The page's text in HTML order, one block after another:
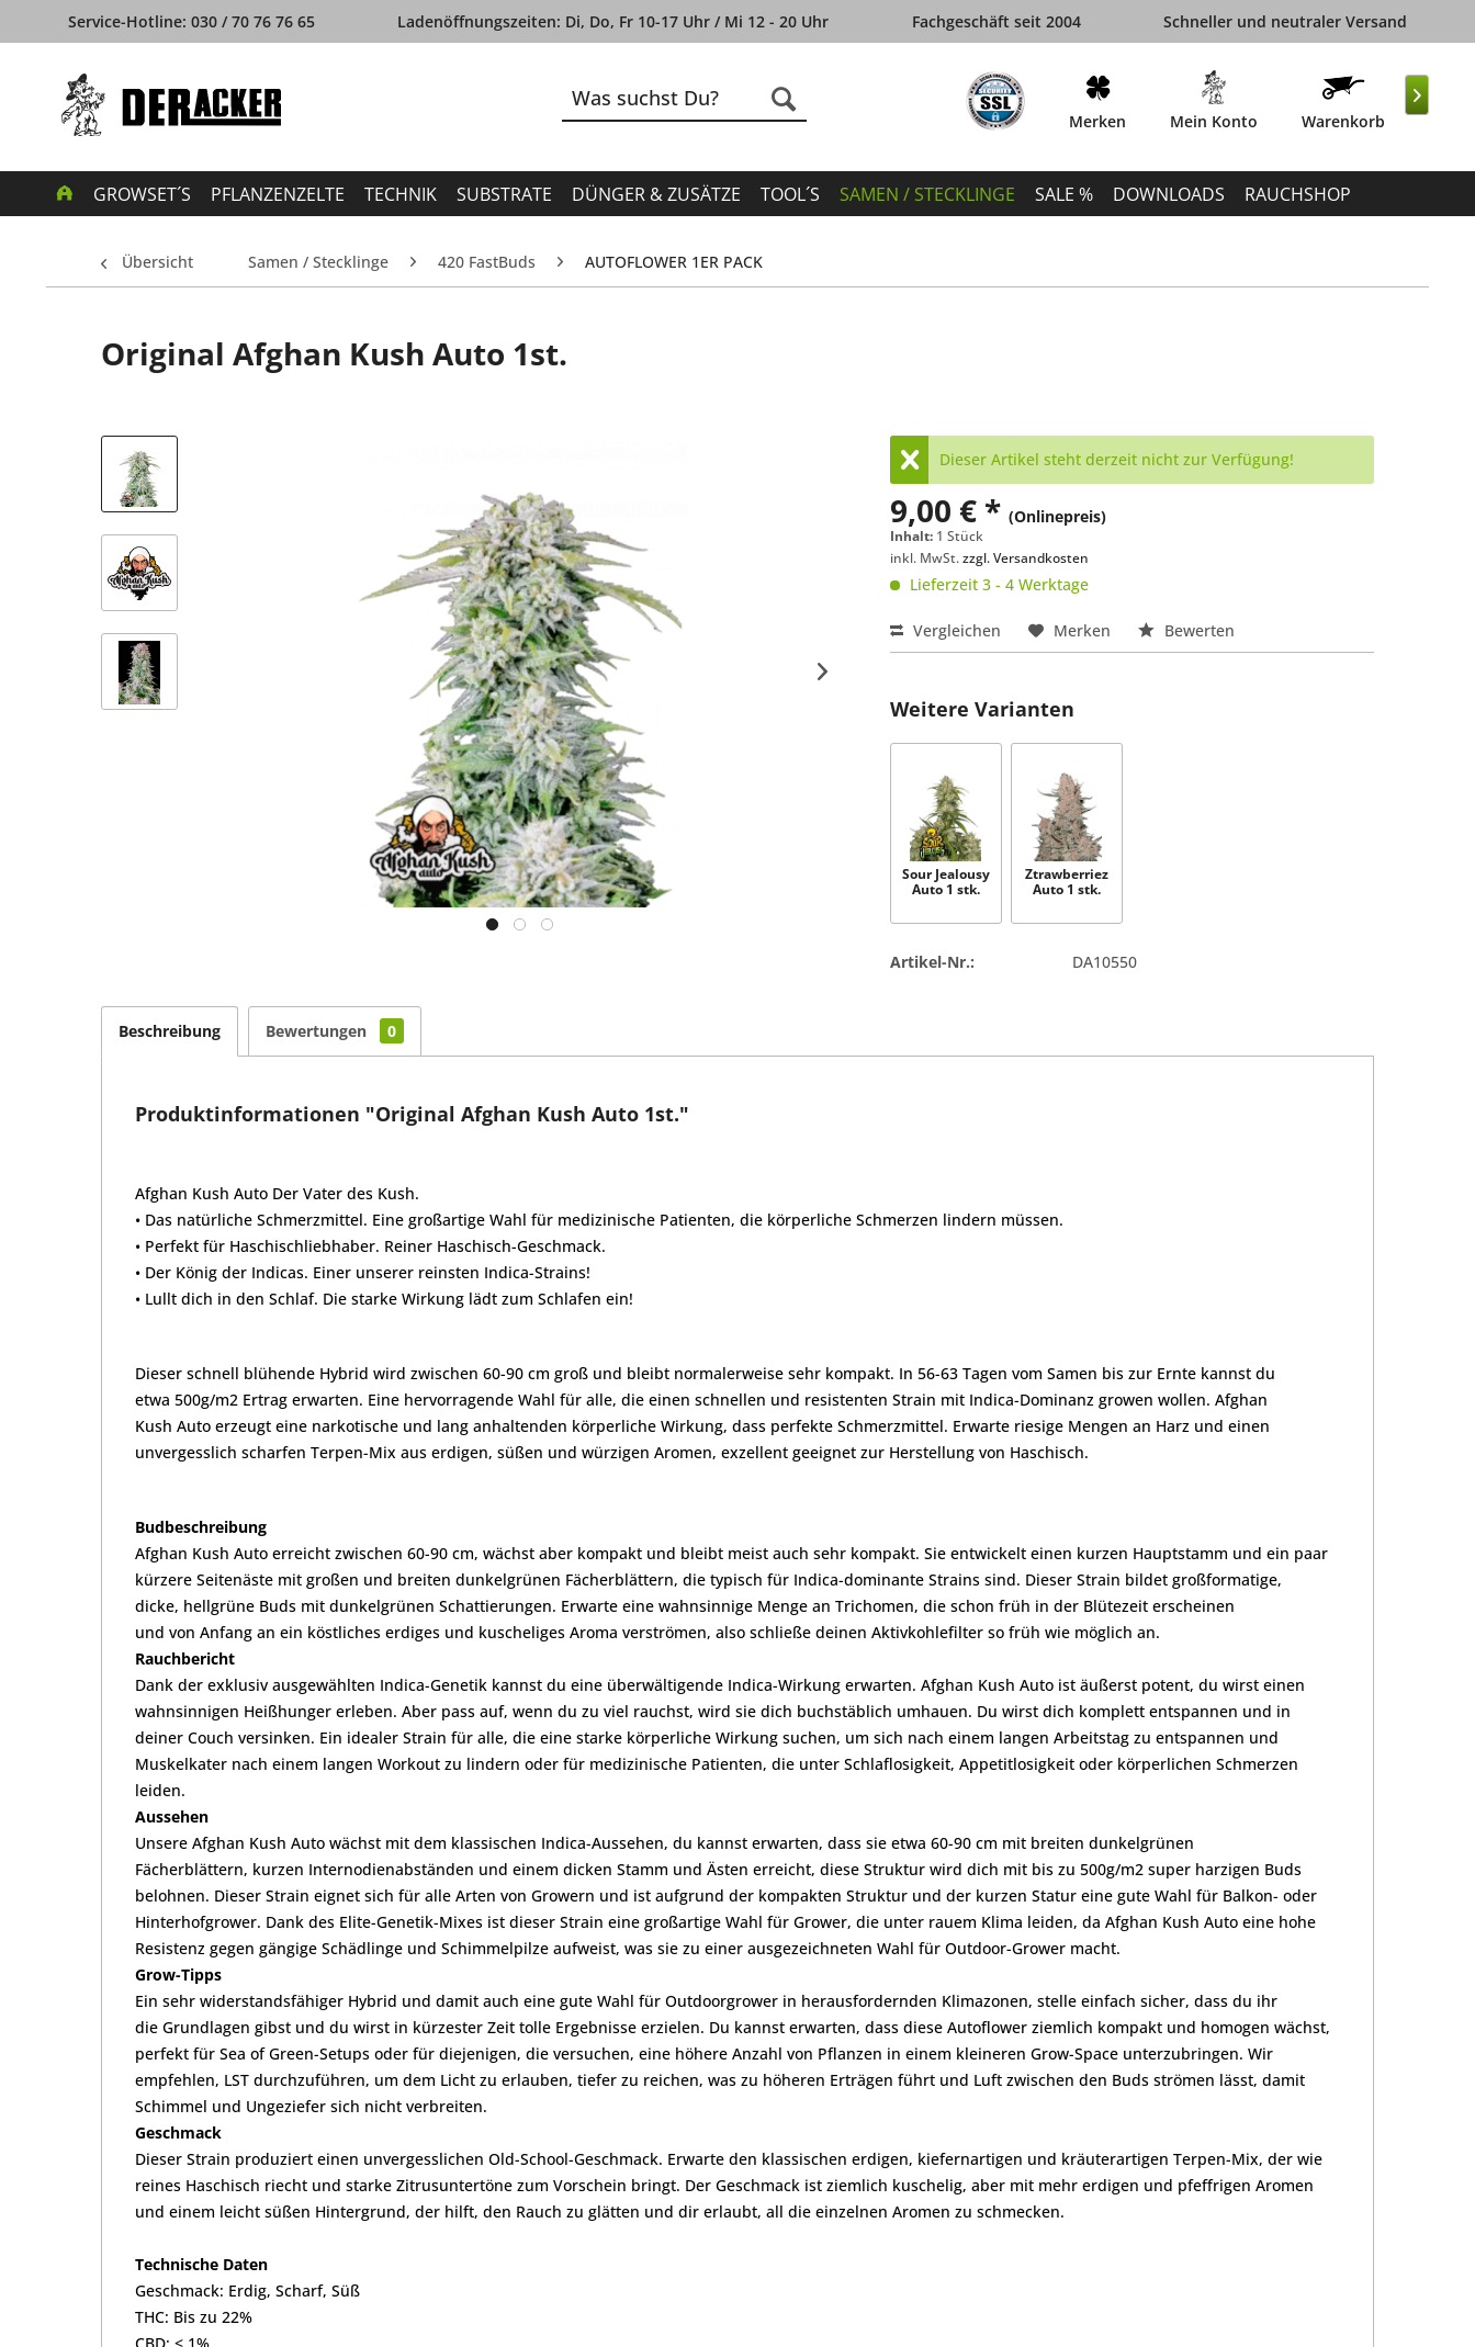
Service-Hotline: 030 / 70 76 76 65 Ladenöffnungszeiten: Di, Do, Fr 10-17 Uhr / Mi 12 - 20 Uhr Fachgeschäft seit 2004 Schneller und neutraler Versand
Merken Mein Konto Warenkorb
GROWSET´S PFLANZENZELTE TECHNIK SUBSTRATE DÜNGER & ZUSÄTZE TOOL´S SAMEN / STECKLINGE SALE % DOWNLOADS RAUCHSHOP

Übersicht Samen / Stecklinge 420 FastBuds AUTOFLOWER 1ER PACK
Original Afghan Kush Auto 1st.
Dieser Artikel steht derzeit nicht zur Verfügung!
9,00 € *(Onlinepreis)
Inhalt: 1 Stück
inkl. MwSt.zzgl. Versandkosten
Lieferzeit 3 - 4 Werktage
Vergleichen Merken Bewerten
Weitere Varianten
Sour Jealousy
Auto 1 stk.
Ztrawberriez
Auto 1 stk.
Artikel-Nr.: DA10550
Beschreibung Bewertungen 0
Produktinformationen "Original Afghan Kush Auto 1st."
Afghan Kush Auto Der Vater des Kush.
• Das natürliche Schmerzmittel. Eine großartige Wahl für medizinische Patienten, die körperliche Schmerzen lindern müssen.
• Perfekt für Haschischliebhaber. Reiner Haschisch-Geschmack.
• Der König der Indicas. Einer unserer reinsten Indica-Strains!
• Lullt dich in den Schlaf. Die starke Wirkung lädt zum Schlafen ein!
Dieser schnell blühende Hybrid wird zwischen 60-90 cm groß und bleibt normalerweise sehr kompakt. In 56-63 Tagen vom Samen bis zur Ernte kannst du
etwa 500g/m2 Ertrag erwarten. Eine hervorragende Wahl für alle, die einen schnellen und resistenten Strain mit Indica-Dominanz growen wollen. Afghan
Kush Auto erzeugt eine narkotische und lang anhaltenden körperliche Wirkung, dass perfekte Schmerzmittel. Erwarte riesige Mengen an Harz und einen
unvergesslich scharfen Terpen-Mix aus erdigen, süßen und würzigen Aromen, exzellent geeignet zur Herstellung von Haschisch.
Budbeschreibung
Afghan Kush Auto erreicht zwischen 60-90 cm, wächst aber kompakt und bleibt meist auch sehr kompakt. Sie entwickelt einen kurzen Hauptstamm und ein paar
kürzere Seitenäste mit großen und breiten dunkelgrünen Fächerblättern, die typisch für Indica-dominante Strains sind. Dieser Strain bildet großformatige,
dicke, hellgrüne Buds mit dunkelgrünen Schattierungen. Erwarte eine wahnsinnige Menge an Trichomen, die schon früh in der Blütezeit erscheinen
und von Anfang an ein köstliches erdiges und kuscheliges Aroma verströmen, also schließe deinen Aktivkohlefilter so früh wie möglich an.
Rauchbericht
Dank der exklusiv ausgewählten Indica-Genetik kannst du eine überwältigende Indica-Wirkung erwarten. Afghan Kush Auto ist äußerst potent, du wirst einen
wahnsinnigen Heißhunger erleben. Aber pass auf, wenn du zu viel rauchst, wird sie dich buchstäblich umhauen. Du wirst dich komplett entspannen und in
deiner Couch versinken. Ein idealer Strain für alle, die eine starke körperliche Wirkung suchen, um sich nach einem langen Arbeitstag zu entspannen und
Muskelkater nach einem langen Workout zu lindern oder für medizinische Patienten, die unter Schlaflosigkeit, Appetitlosigkeit oder körperlichen Schmerzen
leiden.
Aussehen
Unsere Afghan Kush Auto wächst mit dem klassischen Indica-Aussehen, du kannst erwarten, dass sie etwa 60-90 cm mit breiten dunkelgrünen
Fächerblättern, kurzen Internodienabständen und einem dicken Stamm und Ästen erreicht, diese Struktur wird dich mit bis zu 500g/m2 super harzigen Buds
belohnen. Dieser Strain eignet sich für alle Arten von Growern und ist aufgrund der kompakten Struktur und der kurzen Statur eine gute Wahl für Balkon- oder
Hinterhofgrower. Dank des Elite-Genetik-Mixes ist dieser Strain eine großartige Wahl für Grower, die unter rauem Klima leiden, da Afghan Kush Auto eine hohe
Resistenz gegen gängige Schädlinge und Schimmelpilze aufweist, was sie zu einer ausgezeichneten Wahl für Outdoor-Grower macht.
Grow-Tipps
Ein sehr widerstandsfähiger Hybrid und damit auch eine gute Wahl für Outdoorgrower in herausfordernden Klimazonen, stelle einfach sicher, dass du ihr
die Grundlagen gibst und du wirst in kürzester Zeit tolle Ergebnisse erzielen. Du kannst erwarten, dass diese Autoflower ziemlich kompakt und homogen wächst,
perfekt für Sea of Green-Setups oder für diejenigen, die versuchen, eine höhere Anzahl von Pflanzen in einem kleineren Grow-Space unterzubringen. Wir
empfehlen, LST durchzuführen, um dem Licht zu erlauben, tiefer zu reichen, was zu höheren Erträgen führt und Luft zwischen den Buds strömen lässt, damit
Schimmel und Ungeziefer sich nicht verbreiten.
Geschmack
Dieser Strain produziert einen unvergesslichen Old-School-Geschmack. Erwarte den klassischen erdigen, kiefernartigen und kräuterartigen Terpen-Mix, der wie
reines Haschisch riecht und starke Zitrusuntertöne zum Vorschein bringt. Der Geschmack ist ziemlich kuschelig, aber mit mehr erdigen und pfeffrigen Aromen
und einem leicht süßen Hintergrund, der hilft, den Rauch zu glätten und dir erlaubt, all die einzelnen Aromen zu schmecken.
Technische Daten
Geschmack: Erdig, Scharf, Süß
THC: Bis zu 22%
CBD: < 1%